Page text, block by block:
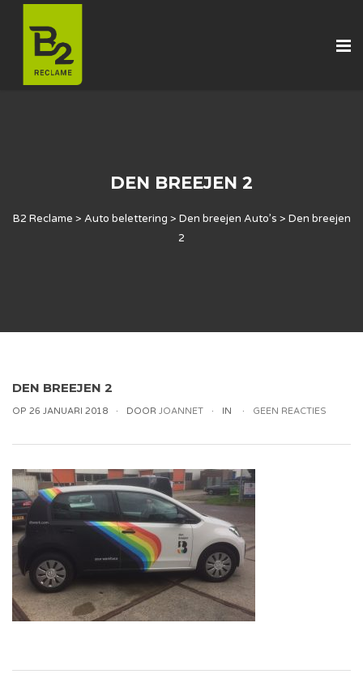
DEN BREEJEN 2
B2 Reclame > Auto belettering > Den breejen Auto’s > Den breejen
2
DEN BREEJEN 2
OP 26 JANUARI 2018 DOOR JOANNET IN GEEN REACTIES